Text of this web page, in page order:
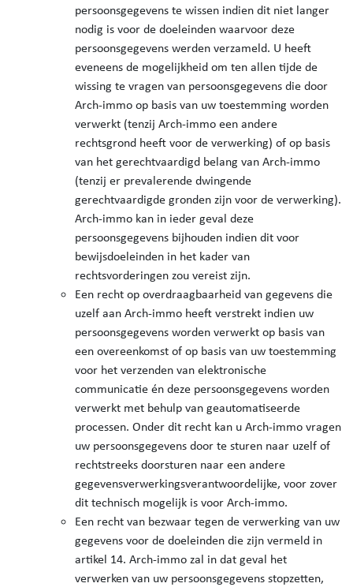
persoonsgegevens te wissen indien dit niet langer
nodig is voor de doeleinden waarvoor deze
persoonsgegevens werden verzameld. U heeft
eveneens de mogelijkheid om ten allen tijde de
wissing te vragen van persoonsgegevens die door
Arch-immo op basis van uw toestemming worden
verwerkt (tenzij Arch-immo een andere
rechtsgrond heeft voor de verwerking) of op basis
van het gerechtvaardigd belang van Arch-immo
(tenzij er prevalerende dwingende
gerechtvaardigde gronden zijn voor de verwerking).
Arch-immo kan in ieder geval deze
persoonsgegevens bijhouden indien dit voor
bewijsdoeleinden in het kader van
rechtsvorderingen zou vereist zijn.
Een recht op overdraagbaarheid van gegevens die
uzelf aan Arch-immo heeft verstrekt indien uw
persoonsgegevens worden verwerkt op basis van
een overeenkomst of op basis van uw toestemming
voor het verzenden van elektronische
communicatie én deze persoonsgegevens worden
verwerkt met behulp van geautomatiseerde
processen. Onder dit recht kan u Arch-immo vragen
uw persoonsgegevens door te sturen naar uzelf of
rechtstreeks doorsturen naar een andere
gegevensverwerkingsverantwoordelijke, voor zover
dit technisch mogelijk is voor Arch-immo.
Een recht van bezwaar tegen de verwerking van uw
gegevens voor de doeleinden die zijn vermeld in
artikel 14. Arch-immo zal in dat geval het
verwerken van uw persoonsgegevens stopzetten,